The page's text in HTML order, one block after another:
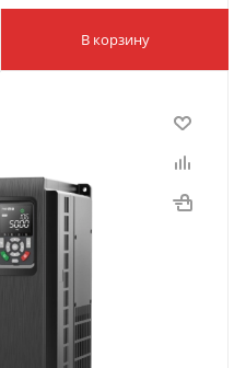
В корзину